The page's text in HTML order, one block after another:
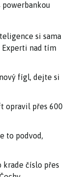
powerbankou
si sama
Experti nad tím
fígl, dejte si
opravil přes 600
to podvod,
krade číslo přes